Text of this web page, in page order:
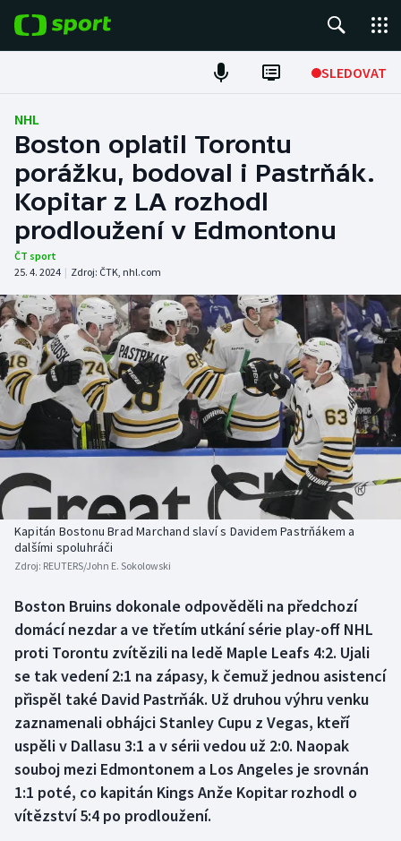
SLEDOVAT
Fotbal
Hokej
Tenis
Atletika
DALŠÍ SPORTY
Americký fotbal
Baseball a softbal
Basketbal
Biatlon
Boby a skeleton
Curling
Dostihy
Futsal
Golf
NEPŘEHLÉDNĚTE
Soutěže
Historické návraty
Aplikace ČT sport
AZ kvíz
NHL
Boston oplatil Torontu
porážku, bodoval i Pastrňák.
Kopitar z LA rozhodl
prodloužení v Edmontonu
ČT sport
25. 4. 2024 | Zdroj: ČTK, nhl.com
Kapitán Bostonu Brad Marchand slaví s Davidem Pastrňákem a
dalšími spoluhráči
Zdroj: REUTERS/John E. Sokolowski
Boston Bruins dokonale odpověděli na předchozí
domácí nezdar a ve třetím utkání série play-off NHL
proti Torontu zvítězili na ledě Maple Leafs 4:2. Ujali
se tak vedení 2:1 na zápasy, k čemuž jednou asistencí
přispěl také David Pastrňák. Už druhou výhru venku
zaznamenali obhájci Stanley Cupu z Vegas, kteří
uspěli v Dallasu 3:1 a v sérii vedou už 2:0. Naopak
souboj mezi Edmontonem a Los Angeles je srovnán
1:1 poté, co kapitán Kings Anže Kopitar rozhodl o
vítězství 5:4 po prodloužení.